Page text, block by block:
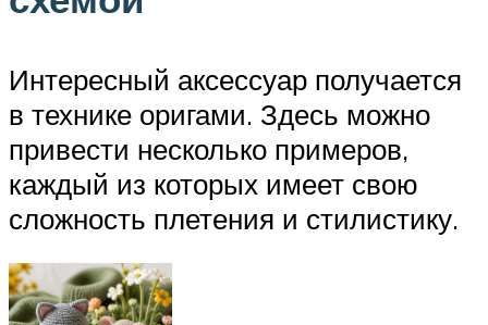
Интересный аксессуар получается
в технике оригами. Здесь можно
привести несколько примеров,
каждый из которых имеет свою
сложность плетения и стилистику.